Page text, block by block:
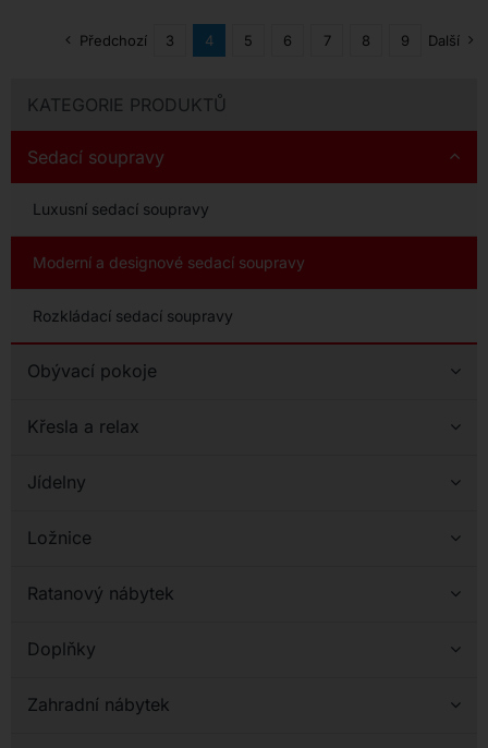
KATEGORIE PRODUKTŮ
Sedací soupravy
Luxusní sedací soupravy
Moderní a designové sedací soupravy
Rozkládací sedací soupravy
Obývací pokoje
Křesla a relax
Jídelny
Ložnice
Ratanový nábytek
Doplňky
Zahradní nábytek
Elegantní vzhled dotvářejí
stylové podnože v
Předchozí 3 4 5 6 7 8 9 Další